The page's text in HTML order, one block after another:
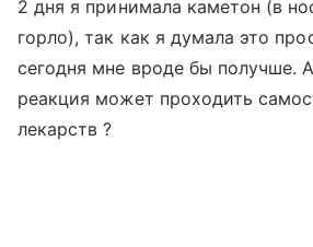
2 дня я принимала каметон (в
горло), так как я думала это
сегодня мне вроде бы получше.
реакция может проходить
лекарств ?